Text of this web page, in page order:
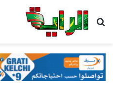
بحث عن